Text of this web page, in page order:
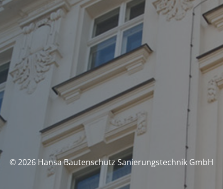
© 2026 Hansa Bautenschutz Sanierungstechnik GmbH